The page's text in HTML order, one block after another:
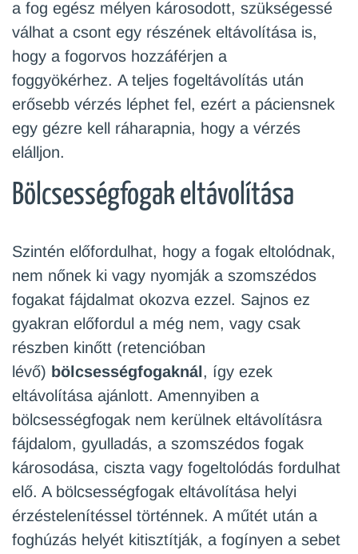
a fog egész mélyen károsodott, szükségessé
válhat a csont egy részének eltávolítása is,
hogy a fogorvos hozzáférjen a
foggyökérhez. A teljes fogeltávolítás után
erősebb vérzés léphet fel, ezért a páciensnek
egy gézre kell ráharapnia, hogy a vérzés
elálljon.
Bölcsességfogak eltávolítása
Szintén előfordulhat, hogy a fogak eltolódnak,
nem nőnek ki vagy nyomják a szomszédos
fogakat fájdalmat okozva ezzel. Sajnos ez
gyakran előfordul a még nem, vagy csak
részben kinőtt (retencióban
lévő) bölcsességfogaknál, így ezek
eltávolítása ajánlott. Amennyiben a
bölcsességfogak nem kerülnek eltávolításra
fájdalom, gyulladás, a szomszédos fogak
károsodása, ciszta vagy fogeltolódás fordulhat
elő. A bölcsességfogak eltávolítása helyi
érzéstelenítéssel történnek. A műtét után a
foghúzás helyét kitisztítják, a fogínyen a sebet